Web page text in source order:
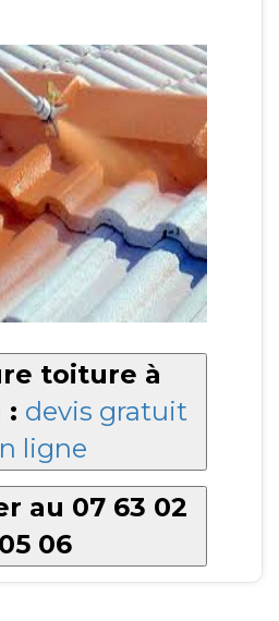
toiture à
: devis gratuit
ligne
au 07 63 02
05 06